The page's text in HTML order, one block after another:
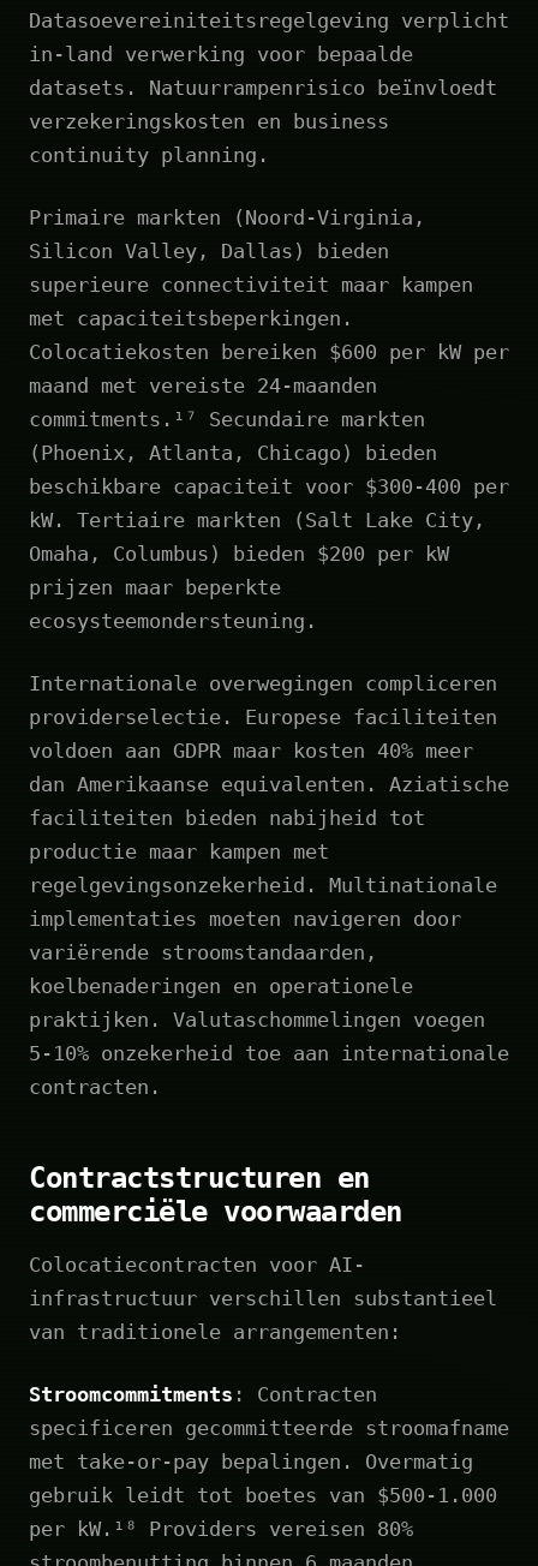
Datasoevereiniteitsregelgeving verplicht
in-land verwerking voor bepaalde
datasets. Natuurrampenrisico beïnvloedt
verzekeringskosten en business
continuity planning.
Primaire markten (Noord-Virginia,
Silicon Valley, Dallas) bieden
superieure connectiviteit maar kampen
met capaciteitsbeperkingen.
Colocatiekosten bereiken $600 per kW per
maand met vereiste 24-maanden
commitments.¹⁷ Secundaire markten
(Phoenix, Atlanta, Chicago) bieden
beschikbare capaciteit voor $300-400 per
kW. Tertiaire markten (Salt Lake City,
Omaha, Columbus) bieden $200 per kW
prijzen maar beperkte
ecosysteemondersteuning.
Internationale overwegingen compliceren
providerselectie. Europese faciliteiten
voldoen aan GDPR maar kosten 40% meer
dan Amerikaanse equivalenten. Aziatische
faciliteiten bieden nabijheid tot
productie maar kampen met
regelgevingsonzekerheid. Multinationale
implementaties moeten navigeren door
variërende stroomstandaarden,
koelbenaderingen en operationele
praktijken. Valutaschommelingen voegen
5-10% onzekerheid toe aan internationale
contracten.
Contractstructuren en
commerciële voorwaarden
Colocatiecontracten voor AI-
infrastructuur verschillen substantieel
van traditionele arrangementen:
Stroomcommitments : Contracten
specificeren gecommitteerde stroomafname
met take-or-pay bepalingen. Overmatig
gebruik leidt tot boetes van $500-1.000
per kW.¹⁸ Providers vereisen 80%